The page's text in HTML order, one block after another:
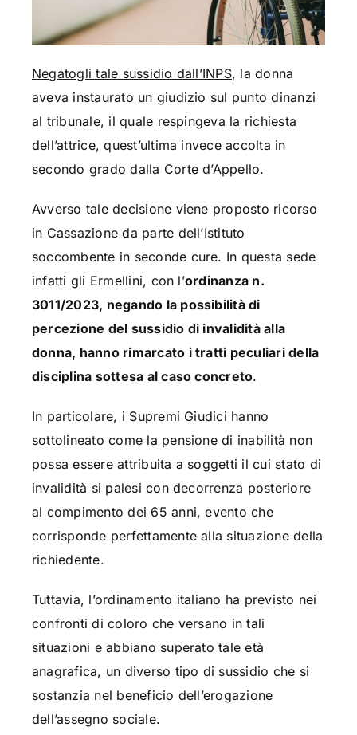
Negatogli tale sussidio dall’INPS, la donna
aveva instaurato un giudizio sul punto dinanzi
al tribunale, il quale respingeva la richiesta
dell’attrice, quest’ultima invece accolta in
secondo grado dalla Corte d’Appello.
Avverso tale decisione viene proposto ricorso
in Cassazione da parte dell’Istituto
soccombente in seconde cure. In questa sede
infatti gli Ermellini, con l’ordinanza n.
3011/2023, negando la possibilità di
percezione del sussidio di invalidità alla
donna, hanno rimarcato i tratti peculiari della
disciplina sottesa al caso concreto.
In particolare, i Supremi Giudici hanno
sottolineato come la pensione di inabilità non
possa essere attribuita a soggetti il cui stato di
invalidità si palesi con decorrenza posteriore
al compimento dei 65 anni, evento che
corrisponde perfettamente alla situazione della
richiedente.
Tuttavia, l’ordinamento italiano ha previsto nei
confronti di coloro che versano in tali
situazioni e abbiano superato tale età
anagrafica, un diverso tipo di sussidio che si
sostanzia nel beneficio dell’erogazione
dell’assegno sociale.